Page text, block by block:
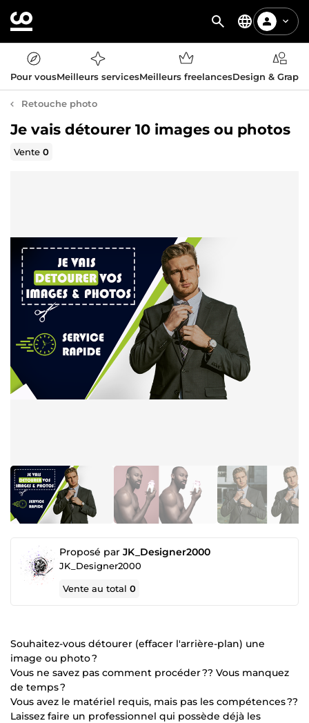
Pour vousMeilleurs servicesMeilleurs freelancesDesign &
Retouche photo
Je vais détourer 10 images ou photos
Vente0
Proposé par JK_Designer2000
JK_Designer2000
Vente au total0
Souhaitez-vous détourer (effacer l'arrière-plan) une
image ou photo ?
Vous ne savez pas comment procéder ?? Vous manquez
de temps ?
Vous avez le matériel requis, mais pas les compétences ??
Laissez faire un professionnel qui possède déjà les